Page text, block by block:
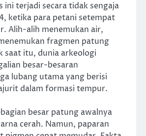
ini terjadi secara tidak sengaja
ketika para petani setempat
Alih-alih menemukan air,
fragmen patung
saat itu, dunia arkeologi
besar-besaran
lubang utama yang berisi
dalam formasi tempur.
besar patung awalnya
cerah. Namun, paparan